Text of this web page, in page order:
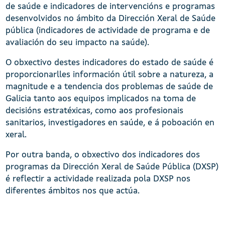
de saúde e indicadores de intervencións e programas
desenvolvidos no ámbito da Dirección Xeral de Saúde
pública (indicadores de actividade de programa e de
avaliación do seu impacto na saúde).
O obxectivo destes indicadores do estado de saúde é
proporcionarlles información útil sobre a natureza, a
magnitude e a tendencia dos problemas de saúde de
Galicia tanto aos equipos implicados na toma de
decisións estratéxicas, como aos profesionais
sanitarios, investigadores en saúde, e á poboación en
xeral.
Por outra banda, o obxectivo dos indicadores dos
programas da Dirección Xeral de Saúde Pública (DXSP)
é reflectir a actividade realizada pola DXSP nos
diferentes ámbitos nos que actúa.